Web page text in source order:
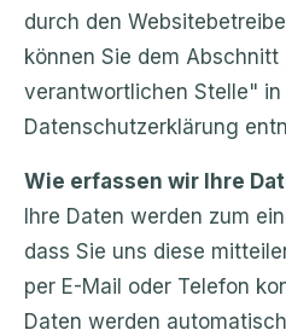
durch den
können Sie dem Abschnitt
verantwortlichen Stelle" in
Datenschutzerklärung
Wie erfassen wir Ihre
Ihre Daten werden zum
dass Sie uns diese
per E-Mail oder Telefon
Daten werden